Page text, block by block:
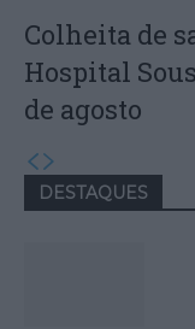
Colheita de
Hospital
de agosto
DESTAQUES